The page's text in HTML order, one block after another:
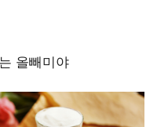
올빼미야